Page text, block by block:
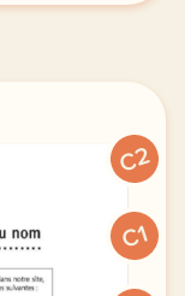
C2
C1